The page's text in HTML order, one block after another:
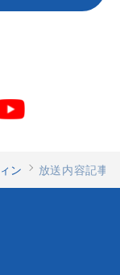
ン 放送内容記事